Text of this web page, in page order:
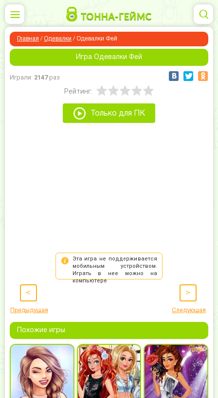
Главная / Одевалки / Одевалки Фей
Игра Одевалки Фей
Играли: 2147раз
Рейтинг:
Только для ПК
<
Предыдущая
>
Следующая
Похожие игры